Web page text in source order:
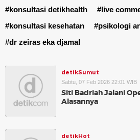
#konsultasi detikhealth #live
#konsultasi kesehatan
#psikologi
#dr zeiras eka djamal
detikSumut
Sabtu, 07 Feb 2026 22:01 WIB
Siti Badriah Jalani
Alasannya
detikHot